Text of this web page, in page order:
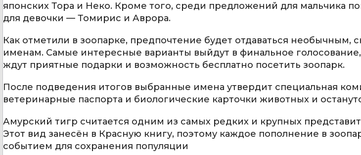
японских Тора и Неко. Кроме того, среди предложений для мальчика
для девочки — Томирис и Аврора.
Как отметили в зоопарке, предпочтение будет отдаваться необычным,
именам. Самые интересные варианты выйдут в финальное
ждут приятные подарки и возможность бесплатно посетить зоопарк.
После подведения итогов выбранные имена утвердит специальная
ветеринарные паспорта и биологические карточки животных и
Амурский тигр считается одним из самых редких и крупных
Этот вид занесён в Красную книгу, поэтому каждое пополнение в
событием для сохранения популяции